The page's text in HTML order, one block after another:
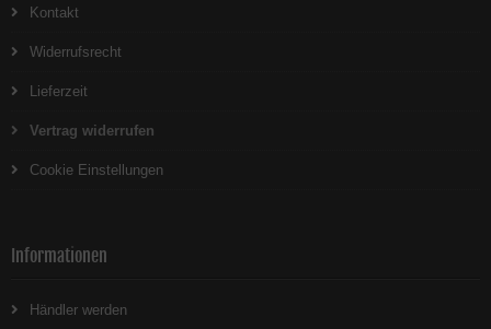
Kontakt
Widerrufsrecht
Lieferzeit
Vertrag widerrufen
Cookie Einstellungen
Informationen
Händler werden